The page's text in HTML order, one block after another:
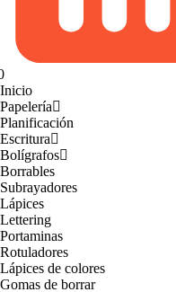
Inicio
Papelería
Planificación
Escritura
Bolígrafos
Borrables
Subrayadores
Lápices
Lettering
Portaminas
Rotuladores
Lápices de colores
Gomas de borrar